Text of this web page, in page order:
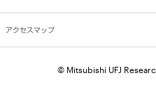
アクセスマップ
© Mitsubishi UFJ